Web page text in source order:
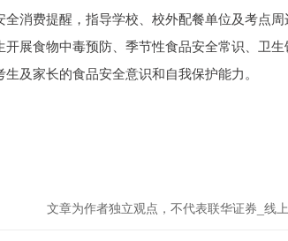
消费提醒，指导学校、校外配餐单位及考点
展食物中毒预防、季节性食品安全常识、卫
及家长的食品安全意识和自我保护能力。
文章为作者独立观点，不代表联华证券_线